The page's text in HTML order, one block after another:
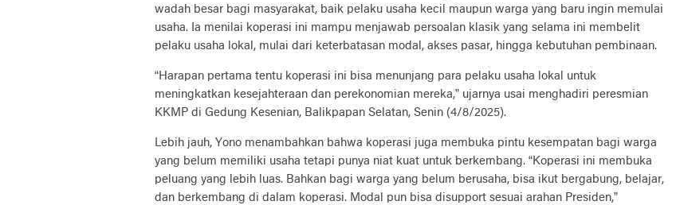
wadah besar bagi masyarakat, baik pelaku usaha kecil maupun warga yang baru ingin memulai
usaha. Ia menilai koperasi ini mampu menjawab persoalan klasik yang selama ini membelit
pelaku usaha lokal, mulai dari keterbatasan modal, akses pasar, hingga kebutuhan pembinaan.
“Harapan pertama tentu koperasi ini bisa menunjang para pelaku usaha lokal untuk
meningkatkan kesejahteraan dan perekonomian mereka,” ujarnya usai menghadiri peresmian
KKMP di Gedung Kesenian, Balikpapan Selatan, Senin (4/8/2025).
Lebih jauh, Yono menambahkan bahwa koperasi juga membuka pintu kesempatan bagi warga
yang belum memiliki usaha tetapi punya niat kuat untuk berkembang. “Koperasi ini membuka
peluang yang lebih luas. Bahkan bagi warga yang belum berusaha, bisa ikut bergabung, belajar,
dan berkembang di dalam koperasi. Modal pun bisa disupport sesuai arahan Presiden,”